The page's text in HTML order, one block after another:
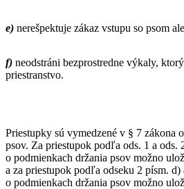
e) nerešpektuje zákaz vstupu so psom
f) neodstráni bezprostredne výkaly,
priestranstvo.
Priestupky sú vymedzené v § 7 zákona
psov. Za priestupok podľa ods. 1 a ods.
o podmienkach držania psov možno
a za priestupok podľa odseku 2 písm. d)
o podmienkach držania psov možno